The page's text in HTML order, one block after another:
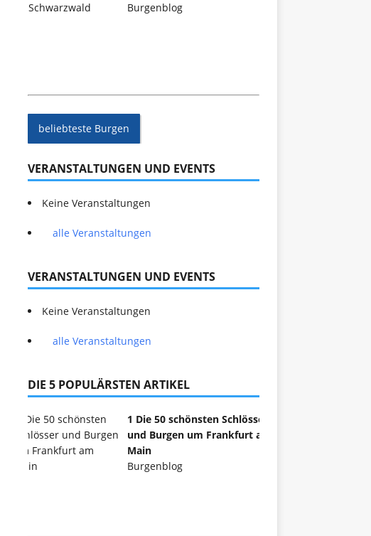
Burgenblog
beliebteste Burgen
VERANSTALTUNGEN UND EVENTS
Keine Veranstaltungen
alle Veranstaltungen
VERANSTALTUNGEN UND EVENTS
Keine Veranstaltungen
alle Veranstaltungen
DIE 5 POPULÄRSTEN ARTIKEL
1 Die 50 schönsten Schlösser
und Burgen um Frankfurt am
Main
Burgenblog